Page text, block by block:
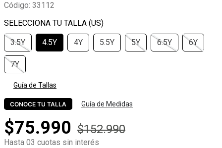
Código: 33112
3.5Y 4.5Y 4Y 5.5Y 5Y 6.5Y 6Y
7Y
Guía de Tallas
CONOCE TU TALLA Guía de Medidas
$75.990 $152.990
Hasta 03 cuotas sin interés